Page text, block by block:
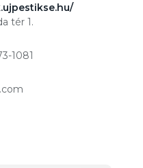
tér 1.
1081